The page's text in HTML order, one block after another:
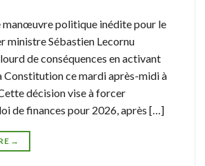
manœuvre politique inédite pour le
ministre Sébastien Lecornu
de conséquences en activant
Constitution ce mardi après-midi à
décision vise à forcer
de finances pour 2026, après […]
→